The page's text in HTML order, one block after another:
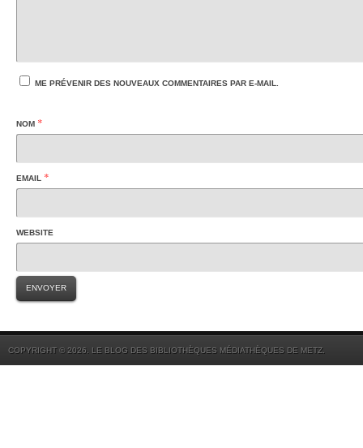
ME PRÉVENIR DES NOUVEAUX COMMENTAIRES PAR E-MAIL.
NOM *
EMAIL *
WEBSITE
COPYRIGHT © 2026. LE BLOG DES BIBLIOTHÈQUES MÉDIATHÈQUES DE METZ.